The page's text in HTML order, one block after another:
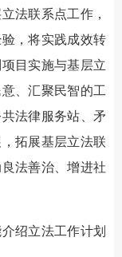
法联系点工作，
，将实践成效转
目实施与基层立
、汇聚民智的工
法律服务站、矛
拓展基层立法联
法善治、增进社
绍立法工作计划